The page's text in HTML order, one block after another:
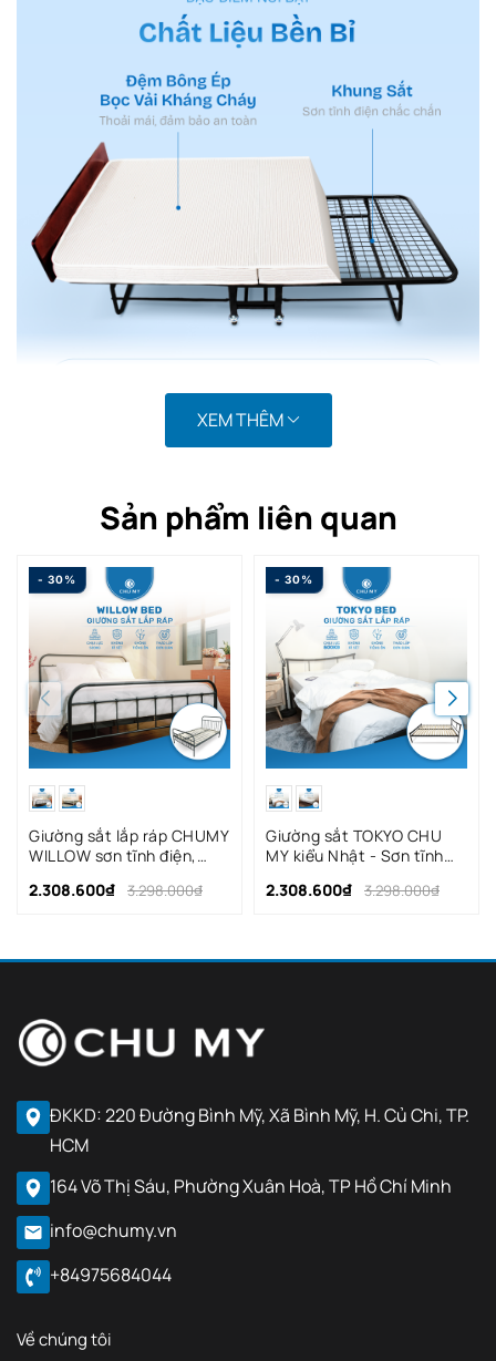
XEM THÊM
Sản phẩm liên quan
- 30%
Giường sắt lắp ráp CHUMY
WILLOW sơn tĩnh điện,
nhám/trắng bóng
2.308.600₫ 3.298.000₫
- 30%
Giường sắt TOKYO CHU
MY kiểu Nhật - Sơn tĩnh
2.308.600₫ 3.298.000₫
ĐKKD: 220 Đường Bình Mỹ, Xã Bình Mỹ, H. Củ Chi, TP.
HCM
164 Võ Thị Sáu, Phường Xuân Hoà, TP Hồ Chí Minh
info@chumy.vn
+84975684044
Về chúng tôi